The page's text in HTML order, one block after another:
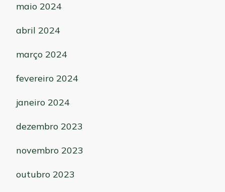
maio 2024
abril 2024
março 2024
fevereiro 2024
janeiro 2024
dezembro 2023
novembro 2023
outubro 2023